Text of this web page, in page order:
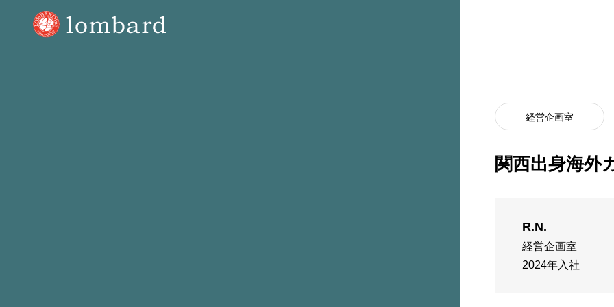
経営企画室
関西出身海外
R.N.
経営企画室
2024年入社